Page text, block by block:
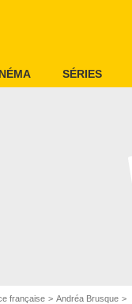
SÉRIES
française Andréa Brusque